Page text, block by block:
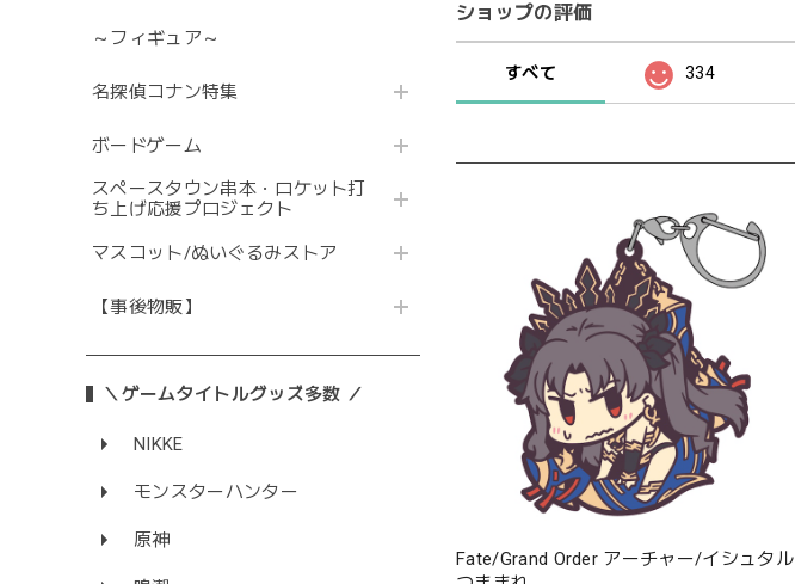
～フィギュア～
名探偵コナン特集
ボードゲーム
スペースタウン串本・ロケット打
ち上げ応援プロジェクト
マスコット/ぬいぐるみストア
【事後物販】
＼ゲームタイトルグッズ多数 ／
NIKKE
モンスターハンター
原神
ショップの評価
すべて 334
Fate/Grand Order アーチャー/イシュタル